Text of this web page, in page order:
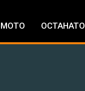
ОСТАНАТО